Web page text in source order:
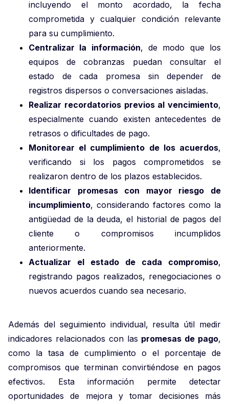
incluyendo el monto acordado, la fecha
comprometida y cualquier condición relevante
para su cumplimiento.
Centralizar la información, de modo que los
equipos de cobranzas puedan consultar el
estado de cada promesa sin depender de
registros dispersos o conversaciones aisladas.
Realizar recordatorios previos al vencimiento,
especialmente cuando existen antecedentes de
retrasos o dificultades de pago.
Monitorear el cumplimiento de los acuerdos,
verificando si los pagos comprometidos se
realizaron dentro de los plazos establecidos.
Identificar promesas con mayor riesgo de
incumplimiento, considerando factores como la
antigüedad de la deuda, el historial de pagos del
cliente o compromisos incumplidos
anteriormente.
Actualizar el estado de cada compromiso,
registrando pagos realizados, renegociaciones o
nuevos acuerdos cuando sea necesario.
Además del seguimiento individual, resulta útil medir
indicadores relacionados con las promesas de pago,
como la tasa de cumplimiento o el porcentaje de
compromisos que terminan convirtiéndose en pagos
efectivos. Esta información permite detectar
oportunidades de mejora y tomar decisiones más